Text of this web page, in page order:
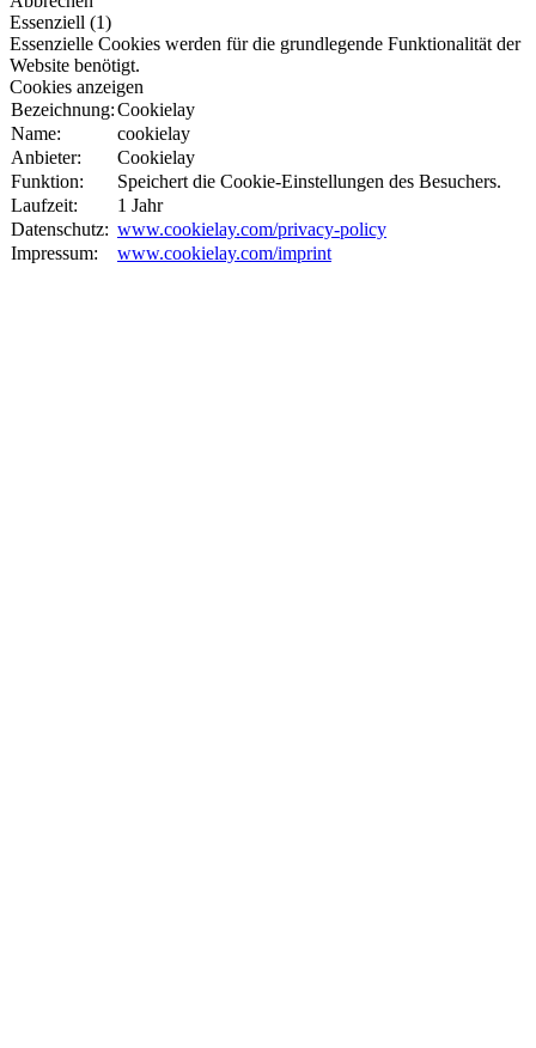
Essenziell (1)
Essenzielle Cookies werden für die grundlegende Funktionalität der
Website benötigt.
Cookies anzeigen
Bezeichnung:Cookielay
Name:
cookielay
Anbieter:
Cookielay
Funktion:
Speichert die Cookie-Einstellungen des Besuchers.
Laufzeit:
1 Jahr
Datenschutz: www.cookielay.com/privacy-policy
Impressum:
www.cookielay.com/imprint